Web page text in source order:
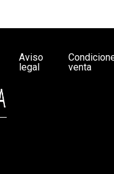
Aviso
legal
venta